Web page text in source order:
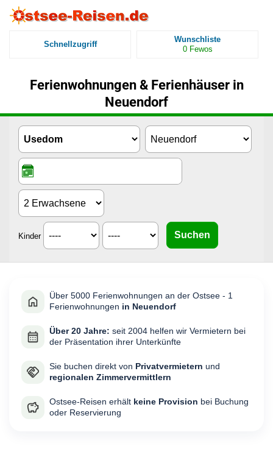
Schnellzugriff
Wunschliste
0 Fewos
Ferienwohnungen & Ferienhäuser in
Neuendorf
Kinder
Über 5000 Ferienwohnungen an der Ostsee - 1
Ferienwohnungen in Neuendorf
Über 20 Jahre: seit 2004 helfen wir Vermietern bei
der Präsentation ihrer Unterkünfte
Sie buchen direkt von Privatvermietern und
regionalen Zimmervermittlern
Ostsee-Reisen erhält keine Provision bei Buchung
oder Reservierung